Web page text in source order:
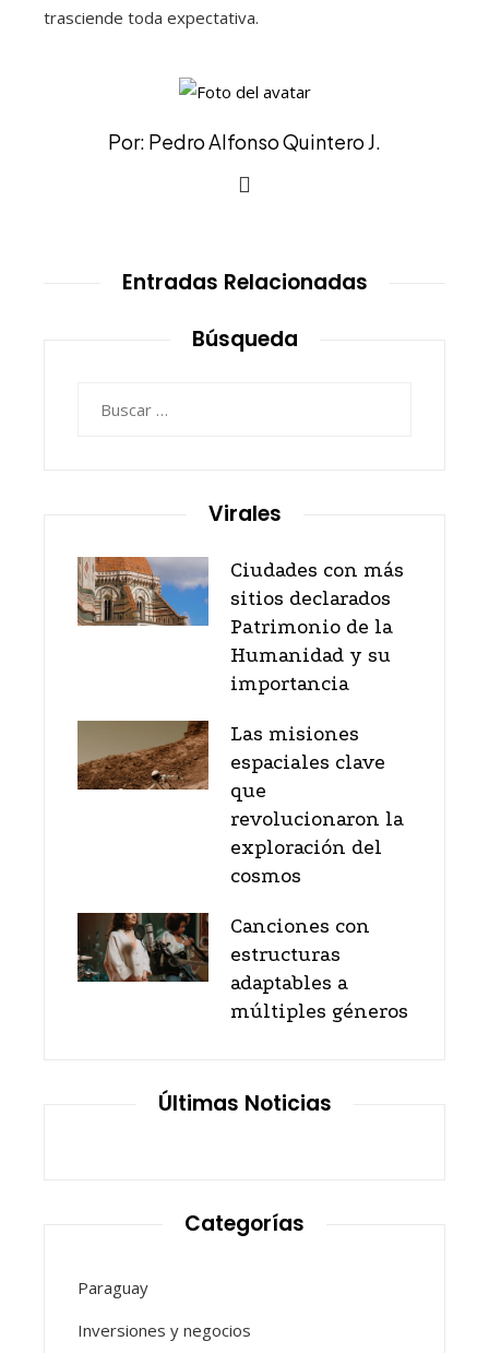
trasciende toda expectativa.
Por: Pedro Alfonso Quintero J.
Entradas Relacionadas
Búsqueda
Virales
Ciudades con más
sitios declarados
Patrimonio de la
Humanidad y su
importancia
Las misiones
espaciales clave
que
revolucionaron la
exploración del
cosmos
Canciones con
estructuras
adaptables a
múltiples géneros
Últimas Noticias
Categorías
Paraguay
Inversiones y negocios